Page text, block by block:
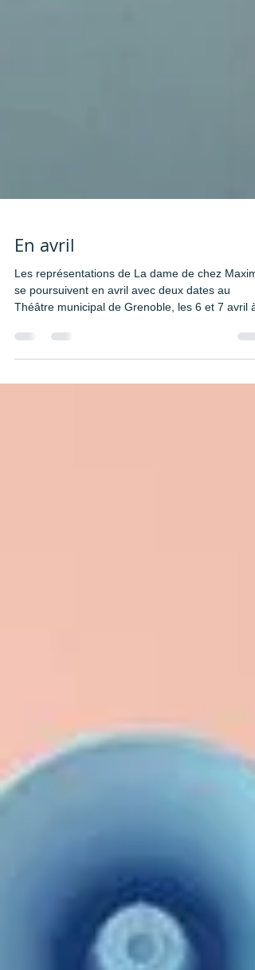
En avril
Les représentations de La dame de chez Maxim
Théâtre municipal de Grenoble, les 6 et 7 avril